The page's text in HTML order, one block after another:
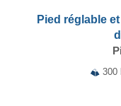
Pied réglable
300